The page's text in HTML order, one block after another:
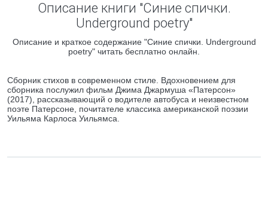
Описание книги "Синие спички.
Underground poetry"
Описание и краткое содержание "Синие спички. Underground
poetry" читать бесплатно онлайн.
Сборник стихов в современном стиле. Вдохновением для
сборника послужил фильм Джима Джармуша «Патерсон»
(2017), рассказывающий о водителе автобуса и неизвестном
поэте Патерсоне, почитателе классика американской поэзии
Уильяма Карлоса Уильямса.